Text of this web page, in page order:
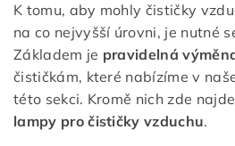
K tomu, aby mohly čističky
na co nejvyšší úrovni, je nutné
Základem je pravidelná
čističkám, které nabízíme v
této sekci. Kromě nich zde
lampy pro čističky vzduchu.